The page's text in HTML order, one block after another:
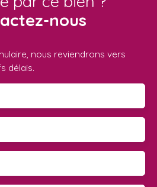
nous
nous reviendrons vers
délais.